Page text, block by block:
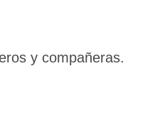
y compañeras.